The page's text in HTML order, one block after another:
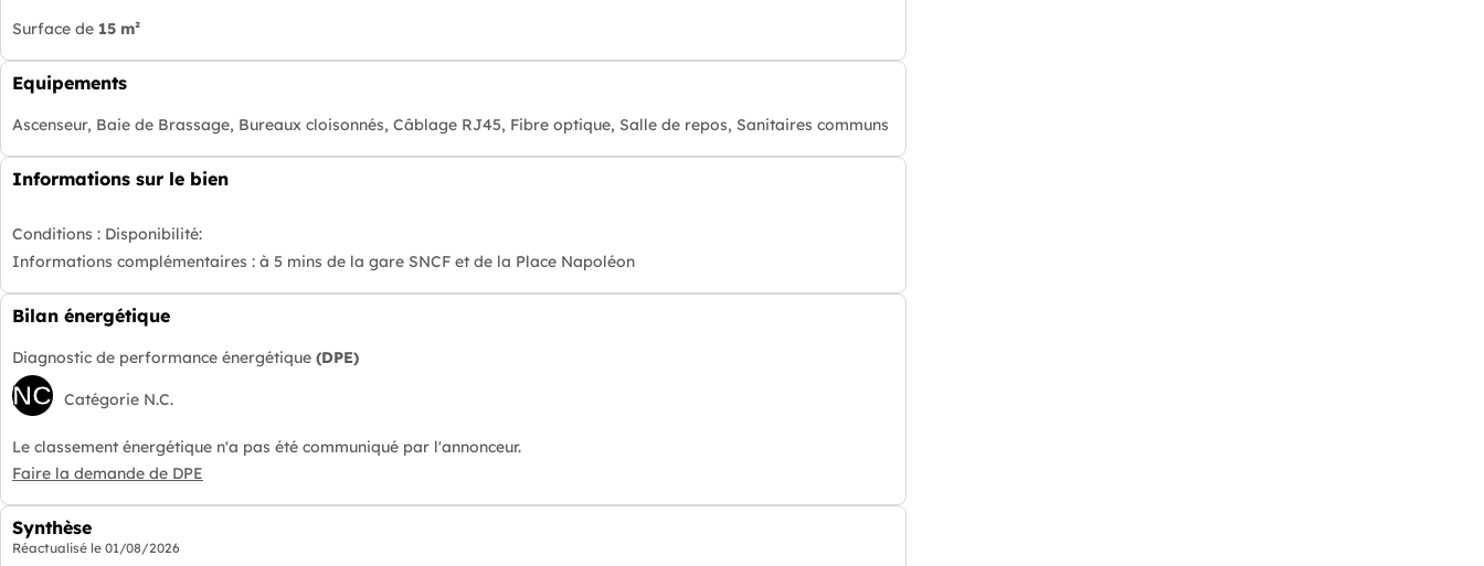
Surface de 15 m²
Equipements
Ascenseur, Baie de Brassage, Bureaux cloisonnés, Câblage RJ45, Fibre optique, Salle de repos, Sanitaires communs
Informations sur le bien
Conditions : Disponibilité:
Informations complémentaires : à 5 mins de la gare SNCF et de la Place Napoléon
Bilan énergétique
Diagnostic de performance énergétique (DPE)
NC Catégorie N.C.
Le classement énergétique n'a pas été communiqué par l'annonceur.
Faire la demande de DPE
Synthèse
Réactualisé le 01/08/2026